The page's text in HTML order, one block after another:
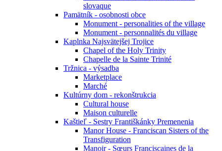
slovaque
Pamätník - osobnosti obce
Monument - personalities of the village
Monument - personnalités du village
Kaplnka Najsvätejšej Trojice
Chapel of the Holy Trinity
Chapelle de la Sainte Trinité
Tržnica - výsadba
Marketplace
Marché
Kultúrny dom - rekonštrukcia
Cultural house
Maison culturelle
Kaštieľ - Sestry Františkánky Premenenia
Manor House - Franciscan Sisters of the
Transfiguration
Manoir - Sœurs Franciscaines de la